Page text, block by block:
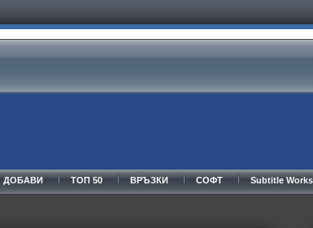
ДОБАВИ ТОП 50 ВРЪЗКИ СОФТ Subtitle